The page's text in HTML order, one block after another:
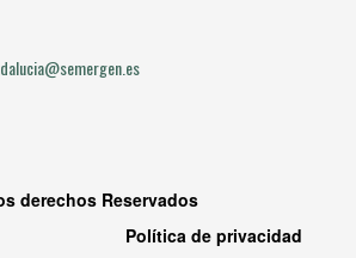
derechos Reservados
Política de privacidad